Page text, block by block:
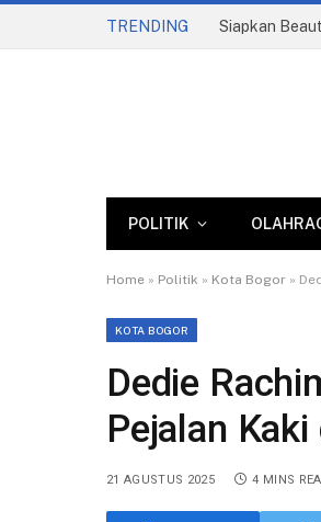
TRENDING
POLITIK
Home » Politik » Kota Bogor »
KOTA BOGOR
Dedie
Pejalan
21 AGUSTUS 2025 4 MINS